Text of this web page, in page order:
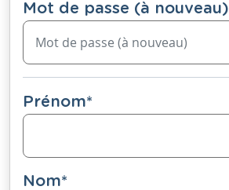
Mot de passe (à nouveau)
Prénom*
Nom*